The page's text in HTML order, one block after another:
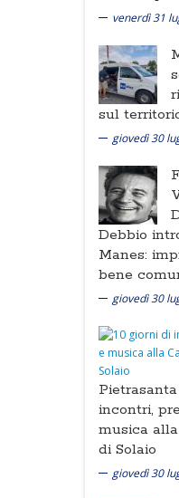
venerdì 31
sul
giovedì 30
Debbio
Manes:
bene
giovedì 30
incontri,
musica
di Solaio
giovedì 30